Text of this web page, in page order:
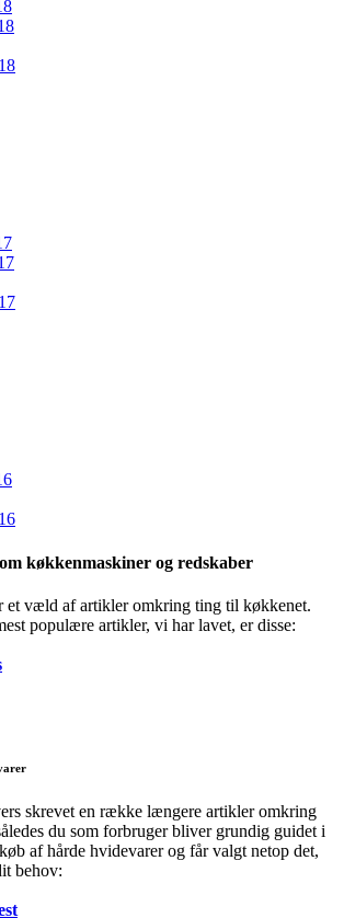
køkkenmaskiner og redskaber
et væld af artikler omkring ting til køkkenet.
populære artikler, vi har lavet, er disse:
skrevet en række længere artikler omkring
du som forbruger bliver grundig guidet i
af hårde hvidevarer og får valgt netop det,
behov: